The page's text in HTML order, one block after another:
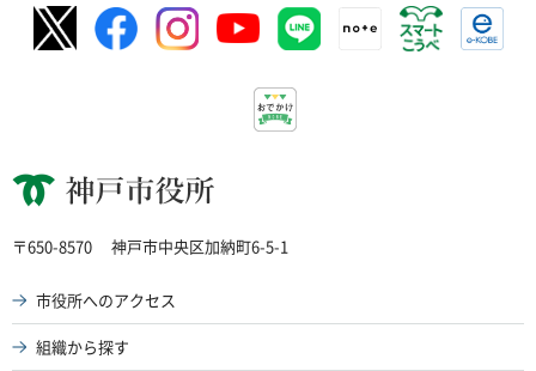
神戸市役所
〒650-8570 神戸市中央区加納町6-5-1
市役所へのアクセス
組織から探す